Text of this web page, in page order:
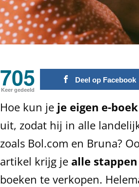
705
Keer gedeeld
Deel op Facebook
Hoe kun je je eigen e-
uit, zodat hij in alle
zoals Bol.com en Bruna?
artikel krijg je alle stappen
boeken te verkopen.